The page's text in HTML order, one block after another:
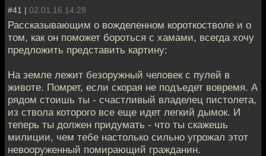
#41 | 02.01.16 14:28
Рассказывающим о вожделенном короткостволе и о
том, как он поможет бороться с хамами, всегда хочу
предложить представить картину:
На земле лежит безоружный человек с пулей в
животе. Помрет, если скорая не подъедет вовремя. А
рядом стоишь ты - счастливый владелец пистолета,
из ствола которого все еще идет легкий дымок. И
теперь ты должен придумать - что ты скажешь
милиции, чем тебе настолько сильно угрожал этот
невооруженный помирающий гражданин.